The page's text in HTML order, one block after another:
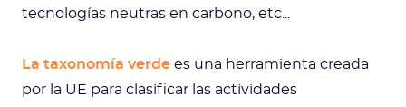
tecnologías neutras en carbono, etc...
La taxonomía verde es una herramienta creada
por la UE para clasificar las actividades